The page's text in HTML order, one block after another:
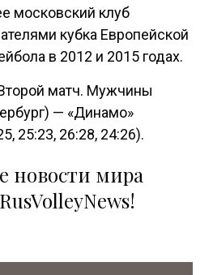
московский клуб
кубка Европейской
в 2012 и 2015 годах.
матч. Мужчины
— «Динамо»
25:23, 26:28, 24:26).
новости мира